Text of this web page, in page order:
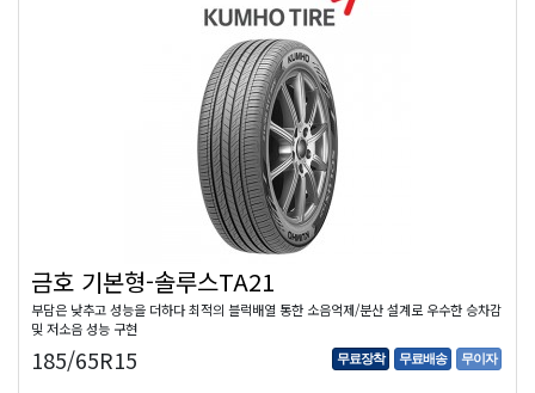
금호 기본형-솔루스TA21
부담은 낮추고 성능을 더하다 최적의 블럭배열 통한 소음억제/분산 설계로 우수한 승차감
및 저소음 성능 구현
185/65R15 무료장착 무료배송 무이자